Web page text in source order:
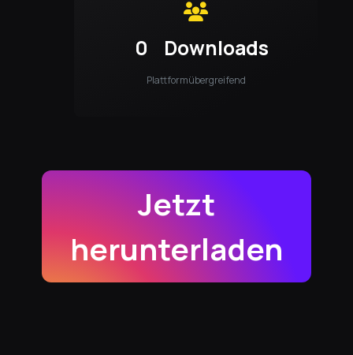
0 Downloads
Plattformübergreifend
Jetzt
herunterladen